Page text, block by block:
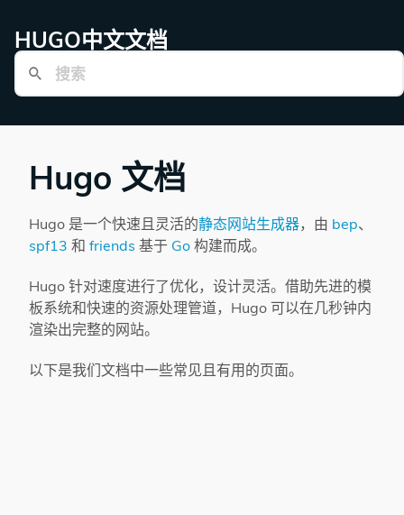
HUGO中文文档
Hugo 文档
Hugo 是一个快速且灵活的静态网站生成器，由 bep、
spf13 和 friends 基于 Go 构建而成。
Hugo 针对速度进行了优化，设计灵活。借助先进的模
板系统和快速的资源处理管道，Hugo 可以在几秒钟内
渲染出完整的网站。
以下是我们文档中一些常见且有用的页面。